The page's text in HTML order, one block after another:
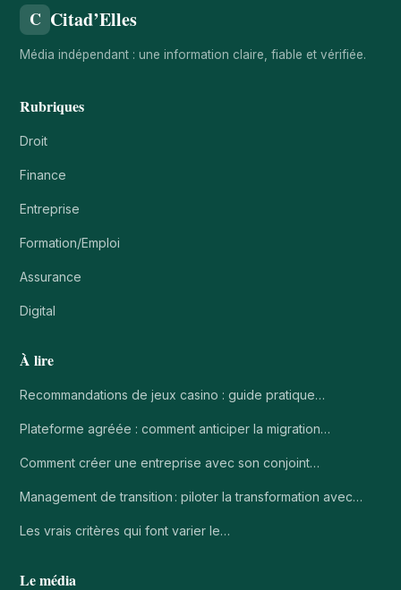
C Citad’Elles
Média indépendant : une information claire, fiable et vérifiée.
Rubriques
Droit
Finance
Entreprise
Formation/Emploi
Assurance
Digital
À lire
Recommandations de jeux casino : guide pratique…
Plateforme agréée : comment anticiper la migration…
Comment créer une entreprise avec son conjoint…
Management de transition : piloter la transformation avec…
Les vrais critères qui font varier le…
Le média